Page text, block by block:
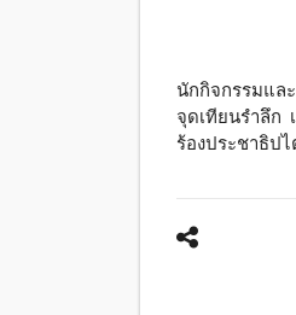
นักกิจกรรมแล
จุดเทียนรำลึก
ร้องประชาธิป